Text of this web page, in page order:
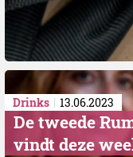
Drinks 13.06.2023
De tweede
vindt deze